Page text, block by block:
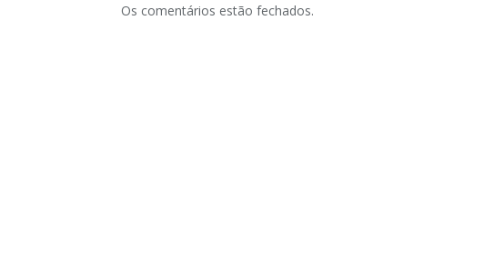
Os comentários estão fechados.